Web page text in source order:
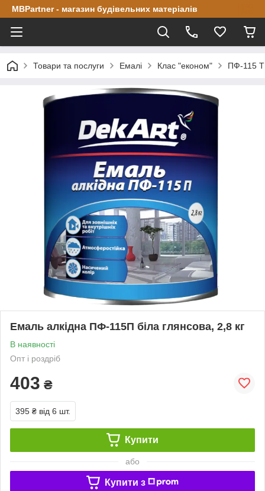
MBPartner - магазин будівельних матеріалів
Товари та послуги Емалі Клас "економ" ПФ-115
Емаль алкідна ПФ-115П біла глянсова, 2,8 кг
В наявності
Опт і роздріб
403 ₴
395 ₴ від 6 шт.
Купити
або
Купити з